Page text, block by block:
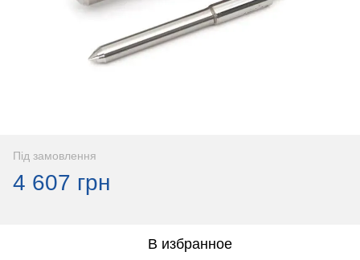
Під замовлення
4 607 грн
В избранное